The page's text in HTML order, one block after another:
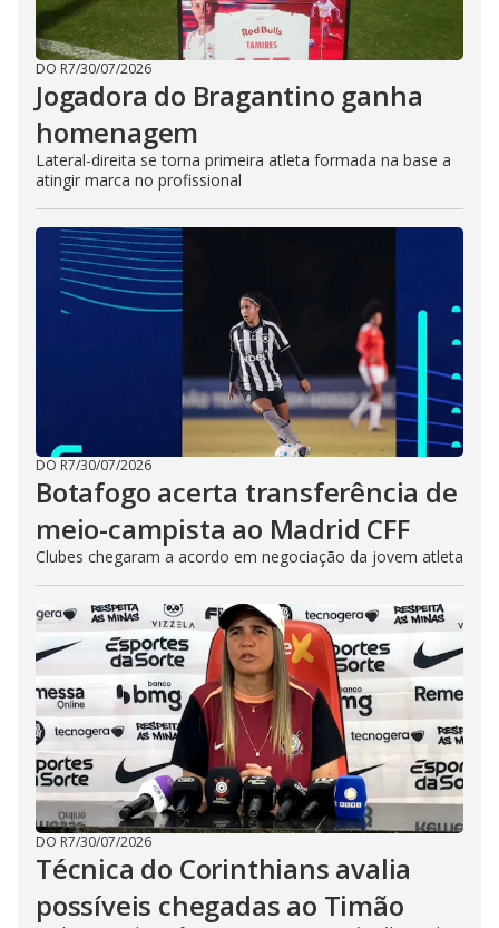
DO R7/30/07/2026
Jogadora do Bragantino ganha
homenagem
Lateral-direita se torna primeira atleta formada na base a
atingir marca no profissional
DO R7/30/07/2026
Botafogo acerta transferência de
meio-campista ao Madrid CFF
Clubes chegaram a acordo em negociação da jovem atleta
DO R7/30/07/2026
Técnica do Corinthians avalia
possíveis chegadas ao Timão